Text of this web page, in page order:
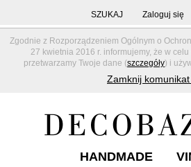
Zgodnie z Rozporządzeniem Ogólnym o
27 kwietnia 2016 r. informujemy, że w
przetwarzamy Twoje dane (szczegóły) i
Zamknij komunikat
SZUKAJ Zaloguj się
HANDMADE